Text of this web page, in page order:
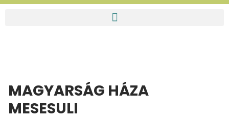
MAGYARSÁG HÁZA
MESESULI